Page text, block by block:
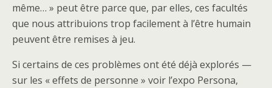
même… » peut être parce que, par elles, ces facultés
que nous attribuions trop facilement à l’être humain
peuvent être remises à jeu.
Si certains de ces problèmes ont été déjà explorés —
sur les « effets de personne » voir l’expo Persona,